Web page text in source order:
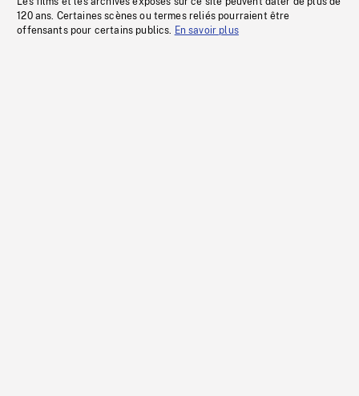
120 ans. Certaines scènes ou termes reliés pourraient être
offensants pour certains publics. En savoir plus